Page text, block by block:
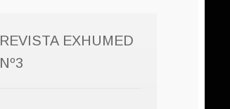
REVISTA EXHUMED
Nº3